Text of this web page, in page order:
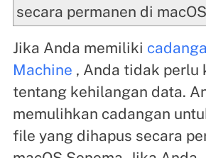
secara permanen di
Jika Anda memiliki
Machine , Anda tidak perlu
tentang kehilangan data.
memulihkan cadangan
file yang dihapus secara